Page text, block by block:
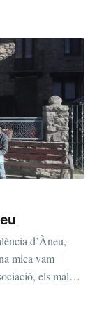
d’Àneu,
mica vam
els malalts
lliures. Per a